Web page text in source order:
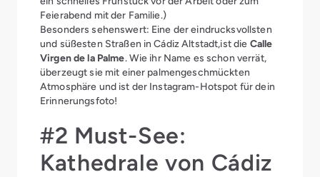
Feierabend mit der Familie.)
Besonders sehenswert: Eine der eindrucksvollsten
und süßesten Straßen in Cádiz Altstadt,ist die Calle
Virgen de la Palme. Wie ihr Name es schon verrät,
überzeugt sie mit einer palmengeschmückten
Atmosphäre und ist der Instagram-Hotspot für dein
Erinnerungsfoto!
#2 Must-See:
Kathedrale von Cádiz